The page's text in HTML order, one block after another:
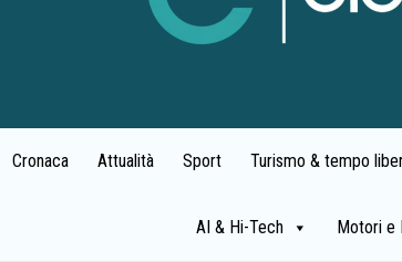
Cronaca Attualità Sport Turismo & tempo
AI & Hi-Tech Motori e